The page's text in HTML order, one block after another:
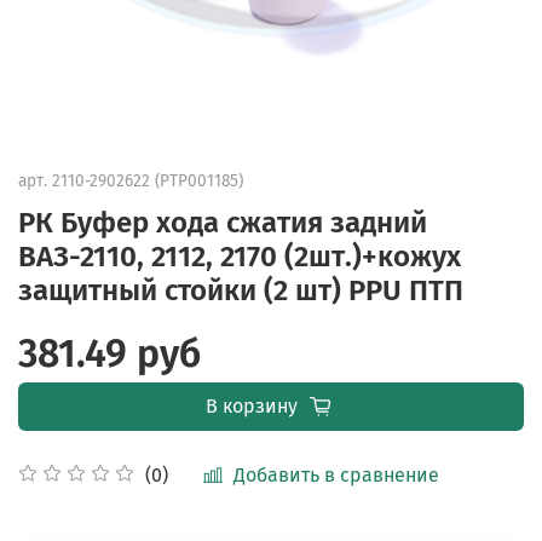
арт. 2110-2902622 (PTP001185)
РК Буфер хода сжатия задний
ВАЗ-2110, 2112, 2170 (2шт.)+кожух
защитный стойки (2 шт) PPU ПТП
(0) Добавить в сравнение
381.49 руб
В корзину